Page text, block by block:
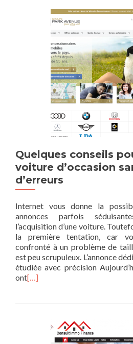
Quelques conseils
voiture d’occasion
d’erreurs
Internet vous donne la
annonces parfois
l’acquisition d’une voiture.
la première tentation, car
confronté à un problème de
est peu scrupuleux. L’annonce
étudiée avec précision
ont[…]